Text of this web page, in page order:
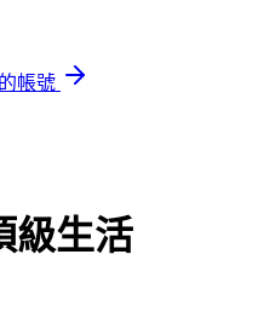
帳號
級生活